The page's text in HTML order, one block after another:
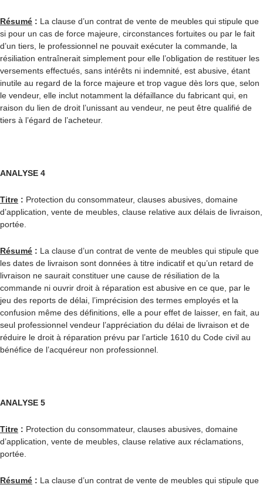
Résumé : La clause d’un contrat de vente de meubles qui stipule que
si pour un cas de force majeure, circonstances fortuites ou par le fait
d’un tiers, le professionnel ne pouvait exécuter la commande, la
résiliation entraînerait simplement pour elle l’obligation de restituer les
versements effectués, sans intérêts ni indemnité, est abusive, étant
inutile au regard de la force majeure et trop vague dès lors que, selon
le vendeur, elle inclut notamment la défaillance du fabricant qui, en
raison du lien de droit l’unissant au vendeur, ne peut être qualifié de
tiers à l’égard de l’acheteur.
ANALYSE 4
Titre : Protection du consommateur, clauses abusives, domaine
d’application, vente de meubles, clause relative aux délais de livraison,
portée.
Résumé : La clause d’un contrat de vente de meubles qui stipule que
les dates de livraison sont données à titre indicatif et qu’un retard de
livraison ne saurait constituer une cause de résiliation de la
commande ni ouvrir droit à réparation est abusive en ce que, par le
jeu des reports de délai, l’imprécision des termes employés et la
confusion même des définitions, elle a pour effet de laisser, en fait, au
seul professionnel vendeur l’appréciation du délai de livraison et de
réduire le droit à réparation prévu par l’article 1610 du Code civil au
bénéfice de l’acquéreur non professionnel.
ANALYSE 5
Titre : Protection du consommateur, clauses abusives, domaine
d’application, vente de meubles, clause relative aux réclamations,
portée.
Résumé : La clause d’un contrat de vente de meubles qui stipule que